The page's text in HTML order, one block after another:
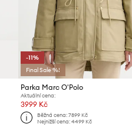
-11%
Final Sale %!
Parka Marc O'Polo
Aktuální cena:
3999 Kč
Běžná cena: 7899 Kč
Nejnižší cena: 4499 Kč